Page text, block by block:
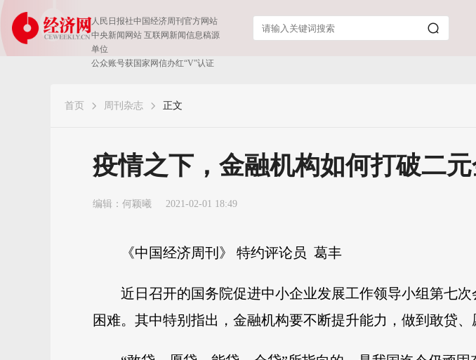
人民日报社中国经济周刊官方网站
中央新闻网站 互联网新闻信息稿源
单位
公众账号获国家网信办红“V”认证
首页 周刊杂志 正文
疫情之下，金融机构如何打破二元
编辑：何颖曦 2021-02-01 18:49
《中国经济周刊》 特约评论员 葛丰
近日召开的国务院促进中小企业发展工作领导小组第七
困难。其中特别指出，金融机构要不断提升能力，做到敢贷、